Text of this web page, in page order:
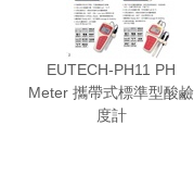
EUTECH-PH11 PH
Meter 攜帶式標準型酸鹼
度計